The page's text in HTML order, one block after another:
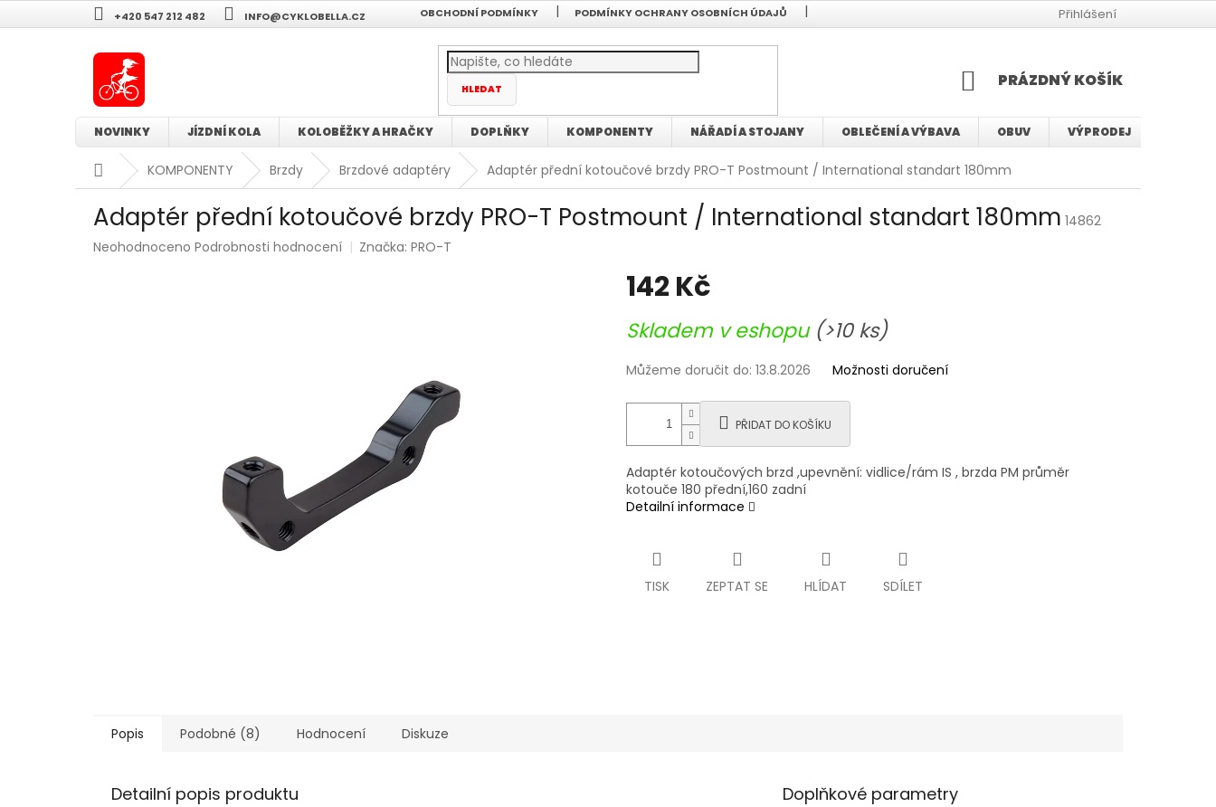
na
+420 547 212 482 INFO@CYKLOBELLA.CZ OBCHODNÍ PODMÍNKY PODMÍNKY OCHRANY OSOBNÍCH ÚDAJŮ JAK VYBRAT VELIKOST KOLA
Přihlášení
HLEDAT
NÁKUPNÍ
PRÁZDNÝ KOŠÍK
NOVINKY JÍZDNÍ KOLA KOLOBĚŽKY A HRAČKY DOPLŇKY KOMPONENTY NÁŘADÍ A STOJANY OBLEČENÍ A VÝBAVA OBUV VÝPRODEJ
DomůKOMPONENTY Brzdy Brzdové adaptéry Adaptér přední kotoučové brzdy PRO-T Postmount / International standart 180mm
Adaptér přední kotoučové brzdy PRO-T Postmount / International standart 180mm 14862
Průměrné
Neohodnoceno Podrobnosti hodnocení Značka:PRO-T
142 Kč
cena:
Skladem v eshopu (>10 ks)
Můžeme doručit do: 13.8.2026 Možnosti doručení
PŘIDAT DO KOŠÍKU
Adaptér kotoučových brzd ,upevnění: vidlice/rám IS , brzda PM průměr
kotouče 180 přední,160 zadní
Detailní informace
TISK ZEPTAT SE HLÍDAT SDÍLET
Popis Podobné (8) Hodnocení Diskuze
Detailní popis produktu Doplňkové parametry